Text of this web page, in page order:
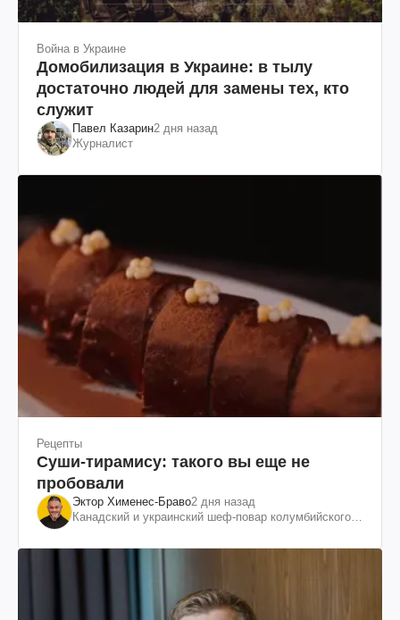
Война в Украине
Домобилизация в Украине: в тылу
достаточно людей для замены тех, кто
служит
Павел Казарин2 дня назад
Журналист
Рецепты
Суши-тирамису: такого вы еще не
пробовали
Эктор Хименес-Браво2 дня назад
Канадский и украинский шеф-повар колумбийского